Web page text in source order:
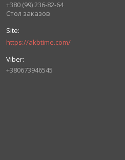
+380 (99) 236-82-64
Стол заказов
https://akbtime.com/
+380673946545